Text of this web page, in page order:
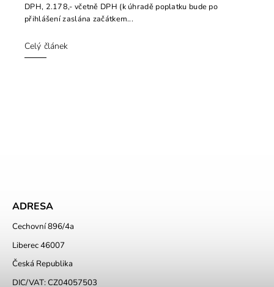
DPH, 2.178,- včetně DPH (k úhradě poplatku bude po
přihlášení zaslána začátkem...
Celý článek
ADRESA
Cechovní 896/4a
Liberec 46007
Česká Republika
DIC/VAT: CZ04057503